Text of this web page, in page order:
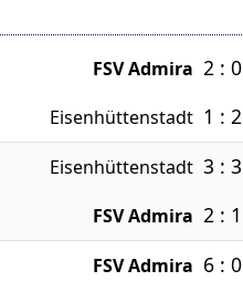
FSV Admira 2 : 0
Eisenhüttenstadt 1 : 2
Eisenhüttenstadt 3 : 3
FSV Admira 2 : 1
FSV Admira 6 : 0